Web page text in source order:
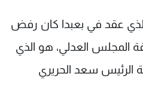
عقد في بعبدا كان رفض
المجلس العدلي، هو الذي
سعد الحريري